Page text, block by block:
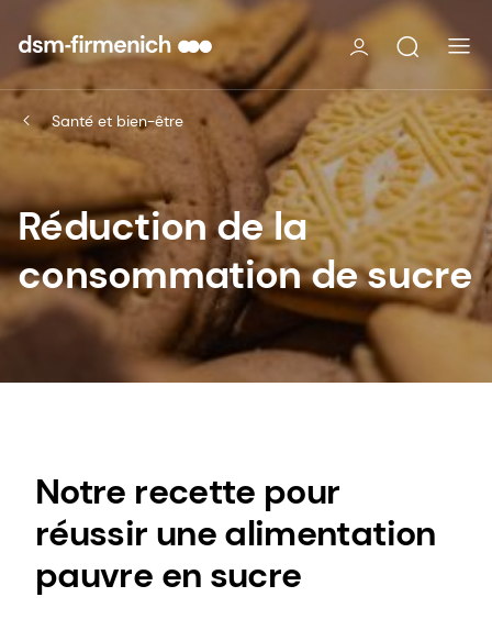
Santé et bien-être
Réduction de la
consommation de sucre
Notre recette pour
réussir une alimentation
pauvre en sucre